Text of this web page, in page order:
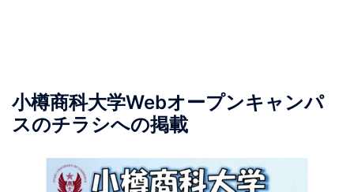
小樽商科大学Webオープンキャンパ
スのチラシへの掲載